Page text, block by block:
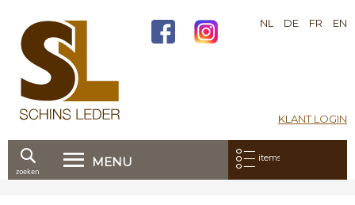
KLANT LOGIN
NL DE FR EN
MENU Mijn bestelling:
items
zoeken